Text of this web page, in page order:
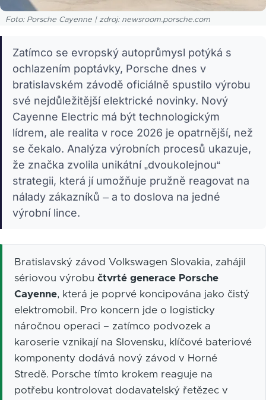
Foto: Porsche Cayenne | zdroj: newsroom.porsche.com
Zatímco se evropský autoprůmysl potýká s
ochlazením poptávky, Porsche dnes v
bratislavském závodě oficiálně spustilo výrobu
své nejdůležitější elektrické novinky. Nový
Cayenne Electric má být technologickým
lídrem, ale realita v roce 2026 je opatrnější, než
se čekalo. Analýza výrobních procesů ukazuje,
že značka zvolila unikátní „dvoukolejnou“
strategii, která jí umožňuje pružně reagovat na
nálady zákazníků – a to doslova na jedné
výrobní lince.
Bratislavský závod Volkswagen Slovakia, zahájil
sériovou výrobu čtvrté generace Porsche
Cayenne, která je poprvé koncipována jako čistý
elektromobil. Pro koncern jde o logisticky
náročnou operaci – zatímco podvozek a
karoserie vznikají na Slovensku, klíčové bateriové
komponenty dodává nový závod v Horné
Stredě. Porsche tímto krokem reaguje na
potřebu kontrolovat dodavatelský řetězec v